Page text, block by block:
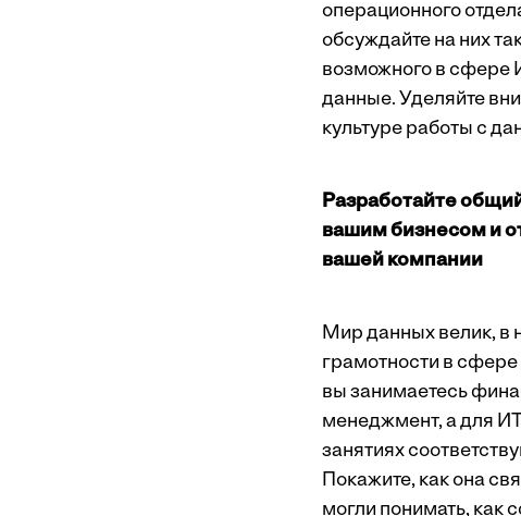
операционного
обсуждайте на них
возможного в сфере
данные. Уделяйте
культуре работы с
Разработайте
вашим бизнесом и
вашей компании
Мир данных велик, в
грамотности в
вы занимаетесь
менеджмент, а для
занятиях
Покажите, как она
могли понимать, как